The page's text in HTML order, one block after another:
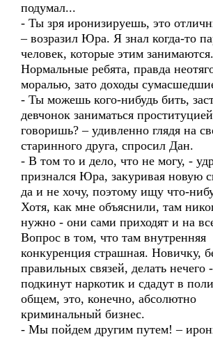
подумал...
- Ты зря иронизируешь, это
– возразил Юра. Я знал когда-то
человек, которые этим занимаются.
Нормальные ребята, правда
моралью, зато доходы
- Ты можешь кого-нибудь бить,
девчонок заниматься
говоришь? – удивленно глядя на
старинного друга, спросил Дан.
- В том то и дело, что не могу, -
признался Юра, закуривая новую
да и не хочу, поэтому ищу что-
Хотя, как мне объяснили, там
нужно - они сами приходят и на
Вопрос в том, что там внутренняя
конкуренция страшная. Новичку,
правильных связей, делать нечего
подкинут наркотик и сдадут в
общем, это, конечно, абсолютно
криминальный бизнес.
- Мы пойдем другим путем! –